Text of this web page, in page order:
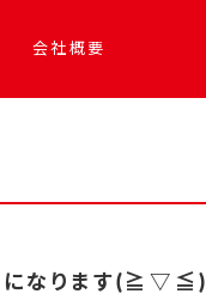
会社概要
になります(≧▽≦)